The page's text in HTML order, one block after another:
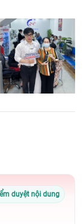
duyệt nội dung